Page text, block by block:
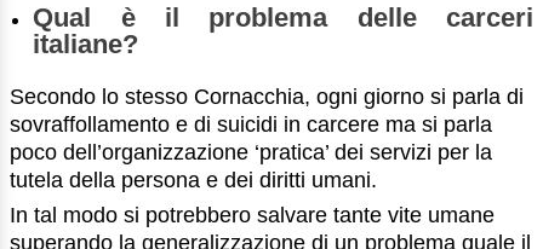
Qual è il problema delle carceri
italiane?
Secondo lo stesso Cornacchia, ogni giorno si parla di
sovraffollamento e di suicidi in carcere ma si parla
poco dell’organizzazione ‘pratica’ dei servizi per la
tutela della persona e dei diritti umani.
In tal modo si potrebbero salvare tante vite umane
superando la generalizzazione di un problema quale il